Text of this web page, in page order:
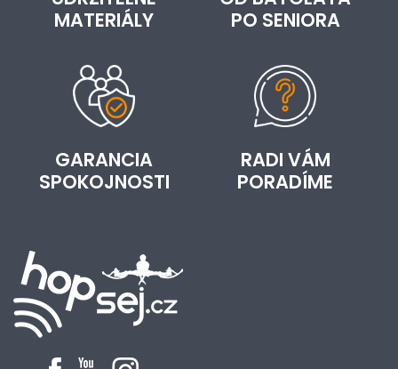
MATERIÁLY
PO SENIORA
GARANCIA
SPOKOJNOSTI
RADI VÁM
PORADÍME